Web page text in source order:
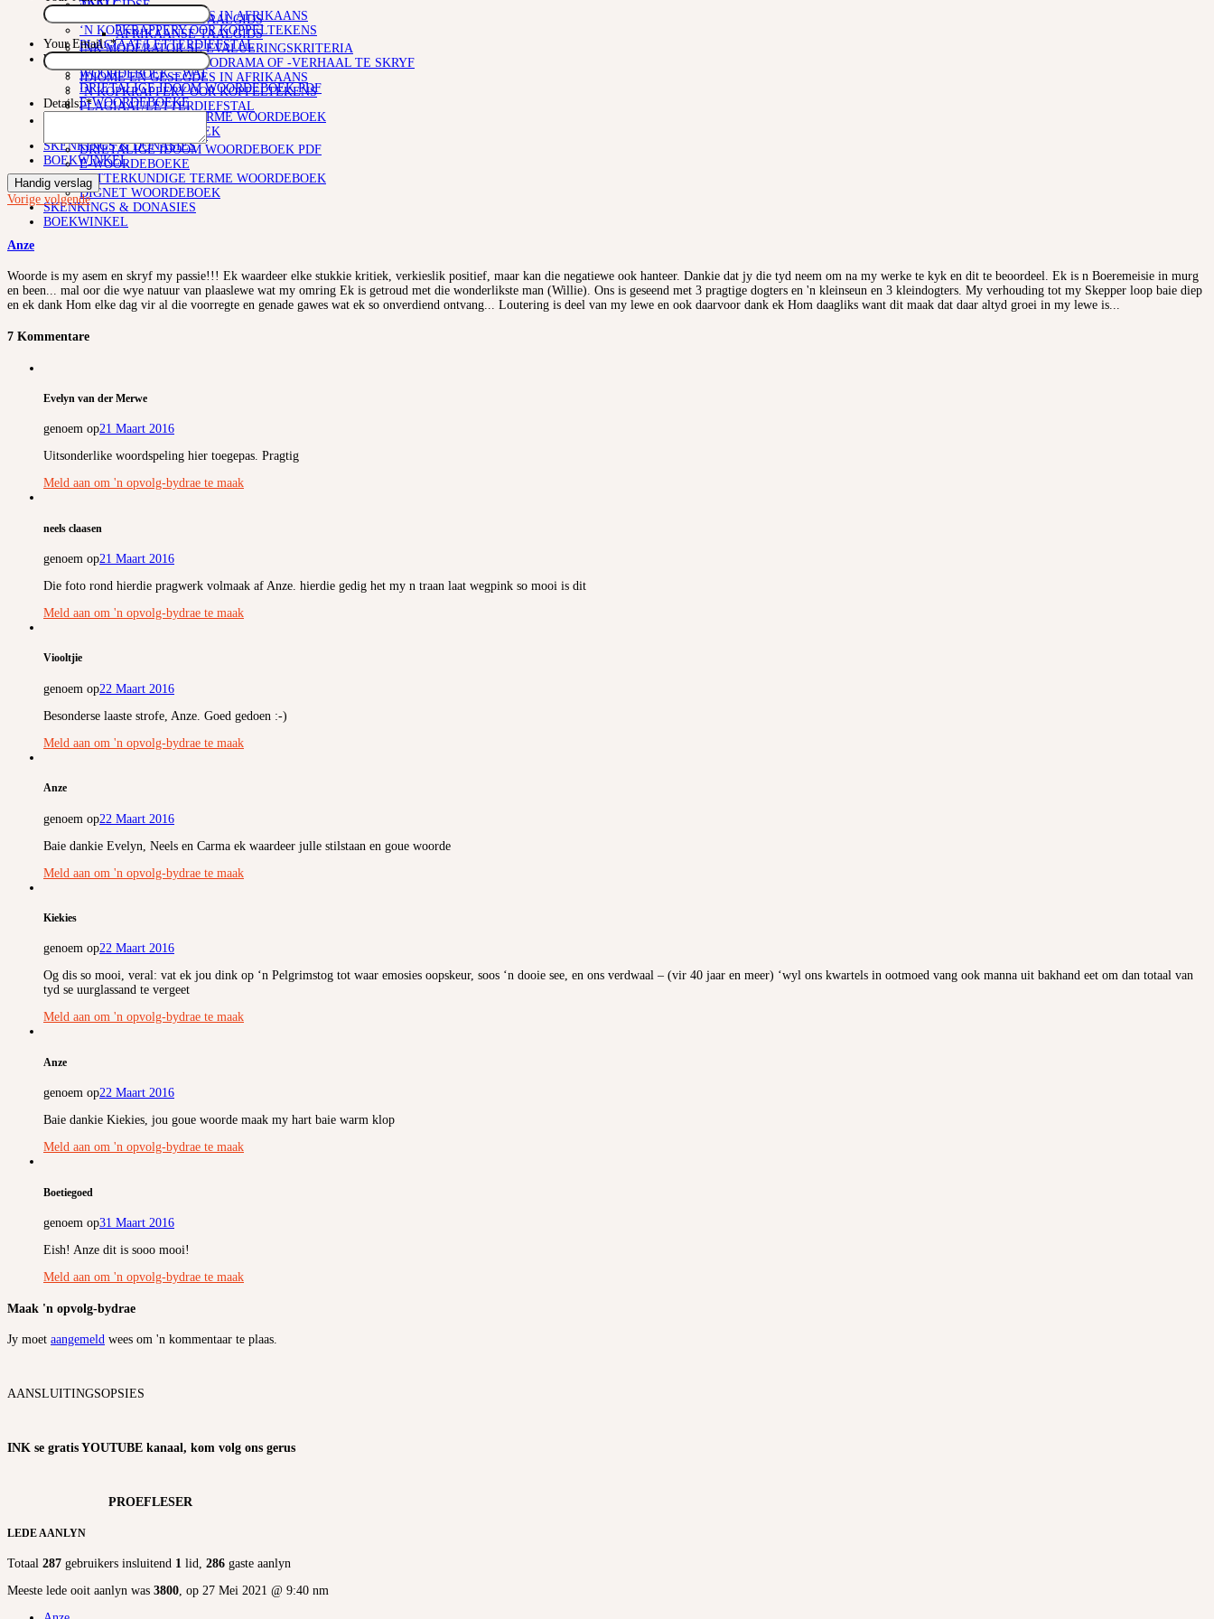
IDIOME EN GESEGDES IN AFRIKAANS
‘N KOPKRAPPERY OOR KOPPELTEKENS
PLAGIAAT/LETTERDIEFSTAL
WOORDEBOEKE
WOORDEBOEK – WAT
DRIETALIGE IDOOM WOORDEBOEK PDF
E-WOORDEBOEKE
LETTERKUNDIGE TERME WOORDEBOEK
DIGNET WOORDEBOEK
SKENKINGS & DONASIES
BOEKWINKEL
TAALGIDSE
AFRIKAANSE TAALGIDS
AFRIKAANSE TAALGIDS
INK MODERATOR SE EVALUERINGSKRITERIA
RIGLYNE OM ‘N RADIODRAMA OF -VERHAAL TE SKRYF
IDIOME EN GESEGDES IN AFRIKAANS
‘N KOPKRAPPERY OOR KOPPELTEKENS
PLAGIAAT/LETTERDIEFSTAL
WOORDEBOEK – WAT
DRIETALIGE IDOOM WOORDEBOEK PDF
E-WOORDEBOEKE
LETTERKUNDIGE TERME WOORDEBOEK
DIGNET WOORDEBOEK
SKENKINGS & DONASIES
BOEKWINKEL
Your Email:*
Details:*
Handig verslag
Vorige volgende
Anze
Woorde is my asem en skryf my passie!!! Ek waardeer elke stukkie kritiek, verkieslik positief, maar kan die negatiewe ook hanteer. Dankie dat jy die tyd neem om na my werke te kyk en dit te beoordeel. Ek is n Boeremeisie in murg
en been... mal oor die wye natuur van plaaslewe wat my omring Ek is getroud met die wonderlikste man (Willie). Ons is geseend met 3 pragtige dogters en 'n kleinseun en 3 kleindogters. My verhouding tot my Skepper loop baie diep
en ek dank Hom elke dag vir al die voorregte en genade gawes wat ek so onverdiend ontvang... Loutering is deel van my lewe en ook daarvoor dank ek Hom daagliks want dit maak dat daar altyd groei in my lewe is...
7 Kommentare
Evelyn van der Merwe
genoem op21 Maart 2016
Uitsonderlike woordspeling hier toegepas. Pragtig
Meld aan om 'n opvolg-bydrae te maak
neels claasen
genoem op21 Maart 2016
Die foto rond hierdie pragwerk volmaak af Anze. hierdie gedig het my n traan laat wegpink so mooi is dit
Meld aan om 'n opvolg-bydrae te maak
Viooltjie
genoem op22 Maart 2016
Besonderse laaste strofe, Anze. Goed gedoen :-)
Meld aan om 'n opvolg-bydrae te maak
Anze
genoem op22 Maart 2016
Baie dankie Evelyn, Neels en Carma ek waardeer julle stilstaan en goue woorde
Meld aan om 'n opvolg-bydrae te maak
Kiekies
genoem op22 Maart 2016
Og dis so mooi, veral: vat ek jou dink op ‘n Pelgrimstog tot waar emosies oopskeur, soos ‘n dooie see, en ons verdwaal – (vir 40 jaar en meer) ‘wyl ons kwartels in ootmoed vang ook manna uit bakhand eet om dan totaal van
tyd se uurglassand te vergeet
Meld aan om 'n opvolg-bydrae te maak
Anze
genoem op22 Maart 2016
Baie dankie Kiekies, jou goue woorde maak my hart baie warm klop
Meld aan om 'n opvolg-bydrae te maak
Boetiegoed
genoem op31 Maart 2016
Eish! Anze dit is sooo mooi!
Meld aan om 'n opvolg-bydrae te maak
Maak 'n opvolg-bydrae
Jy moet aangemeld wees om 'n kommentaar te plaas.
AANSLUITINGSOPSIES
INK se gratis YOUTUBE kanaal, kom volg ons gerus
PROEFLESER
LEDE AANLYN
Totaal 287 gebruikers insluitend 1 lid, 286 gaste aanlyn
Meeste lede ooit aanlyn was 3800 , op 27 Mei 2021 @ 9:40 nm